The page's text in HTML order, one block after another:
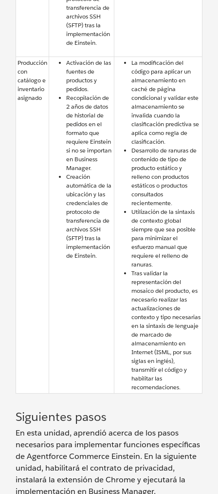
transferencia de
archivos SSH
(SFTP) tras la
implementación
de Einstein.
Producción
con
catálogo e
inventario
asignado
Activación de las
fuentes de
productos y
pedidos.
Recopilación de
2 años de datos
de historial de
pedidos en el
formato que
requiere Einstein
si no se importan
en Business
Manager.
Creación
automática de la
ubicación y las
credenciales de
protocolo de
transferencia de
archivos SSH
(SFTP) tras la
implementación
de Einstein.
La modificación del
código para aplicar un
almacenamiento en
caché de página
condicional y validar este
almacenamiento se
invalida cuando la
clasificación predictiva se
aplica como regla de
clasificación.
Desarrollo de ranuras de
contenido de tipo de
producto estático y
relleno con productos
estáticos o productos
consultados
recientemente.
Utilización de la sintaxis
de contexto global
siempre que sea posible
para minimizar el
esfuerzo manual que
requiere el relleno de
ranuras.
Tras validar la
representación del
mosaico del producto, es
necesario realizar las
actualizaciones de
contexto y tipo necesarias
en la sintaxis de lenguaje
de marcado de
almacenamiento en
Internet (ISML, por sus
siglas en inglés),
transmitir el código y
habilitar las
recomendaciones.
Siguientes pasos
En esta unidad, aprendió acerca de los pasos
necesarios para implementar funciones específicas
de Agentforce Commerce Einstein. En la siguiente
unidad, habilitará el contrato de privacidad,
instalará la extensión de Chrome y ejecutará la
implementación en Business Manager.